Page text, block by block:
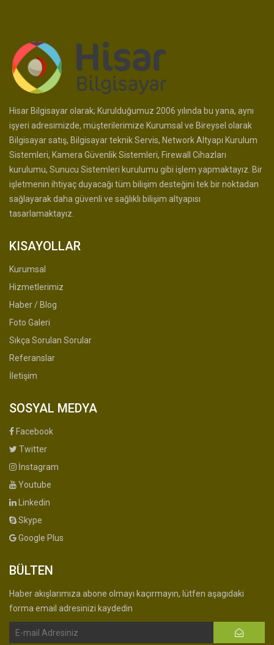
Hisar Bilgisayar olarak; Kurulduğumuz 2006 yılında bu yana, aynı
işyeri adresimizde, müşterilerimize Kurumsal ve Bireysel olarak
Bilgisayar satış, Bilgisayar teknik Servis, Network Altyapı Kurulum
Sistemleri, Kamera Güvenlik Sistemleri, Firewall Cihazları
kurulumu, Sunucu Sistemleri kurulumu gibi işlem yapmaktayız. Bir
işletmenin ihtiyaç duyacağı tüm bilişim desteğini tek bir noktadan
sağlayarak daha güvenli ve sağlıklı bilişim altyapısı
tasarlamaktayız.
KISAYOLLAR
Kurumsal
Hizmetlerimiz
Haber / Blog
Foto Galeri
Sıkça Sorulan Sorular
Referanslar
İletişim
SOSYAL MEDYA
Facebook
Twitter
İnstagram
Youtube
Linkedin
Skype
Google Plus
BÜLTEN
Haber akışlarımıza abone olmayı kaçırmayın, lütfen aşagıdaki
forma email adresinizi kaydedin